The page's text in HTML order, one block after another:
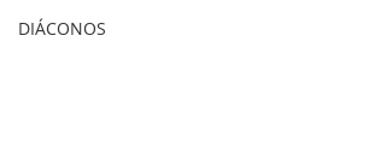
DIÁCONOS